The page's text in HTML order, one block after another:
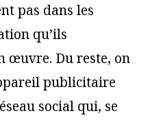
pas dans les
qu’ils
œuvre. Du reste, on
publicitaire
social qui, se